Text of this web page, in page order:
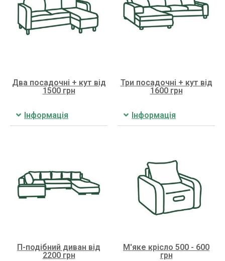
Два посадочні + кут від
1500 грн
Інформація
Три посадочні + кут від
1600 грн
Інформація
П-подібний диван від
2200 грн
М'яке крісло 500 - 600
грн